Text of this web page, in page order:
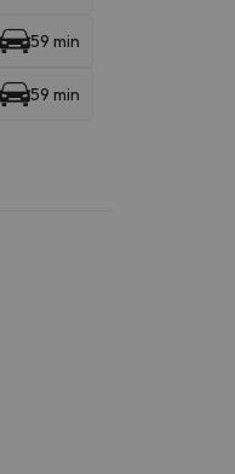
59 min
59 min